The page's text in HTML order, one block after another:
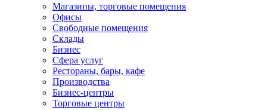
Магазины, торговые помещения
Офисы
Свободные помещения
Склады
Бизнес
Сфера услуг
Рестораны, бары, кафе
Производства
Бизнес-центры
Торговые центры